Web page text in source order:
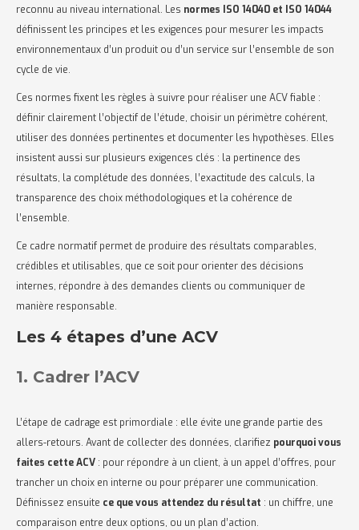
reconnu au niveau international. Les normes ISO 14040 et ISO 14044
définissent les principes et les exigences pour mesurer les impacts
environnementaux d’un produit ou d’un service sur l’ensemble de son
cycle de vie.
Ces normes fixent les règles à suivre pour réaliser une ACV fiable :
définir clairement l’objectif de l’étude, choisir un périmètre cohérent,
utiliser des données pertinentes et documenter les hypothèses. Elles
insistent aussi sur plusieurs exigences clés : la pertinence des
résultats, la complétude des données, l’exactitude des calculs, la
transparence des choix méthodologiques et la cohérence de
l’ensemble.
Ce cadre normatif permet de produire des résultats comparables,
crédibles et utilisables, que ce soit pour orienter des décisions
internes, répondre à des demandes clients ou communiquer de
manière responsable.
Les 4 étapes d’une ACV
1. Cadrer l’ACV
L’étape de cadrage est primordiale : elle évite une grande partie des
allers-retours. Avant de collecter des données, clarifiez pourquoi vous
faites cette ACV : pour répondre à un client, à un appel d’offres, pour
trancher un choix en interne ou pour préparer une communication.
Définissez ensuite ce que vous attendez du résultat : un chiffre, une
comparaison entre deux options, ou un plan d’action.